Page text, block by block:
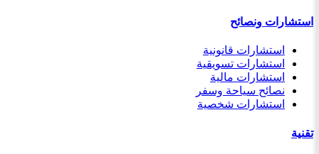
استشارات ونصائح
استشارات قانونية
استشارات تسويقية
استشارات مالية
نصائح سياحة وسفر
استشارات شخصية
تقنية